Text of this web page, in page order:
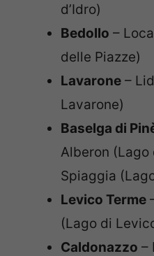
d’Idro)
Bedollo –
delle Piazze)
Lavarone –
Lavarone)
Baselga di
Alberon (Lago
Spiaggia
Levico Terme
(Lago di
Caldonazzo –